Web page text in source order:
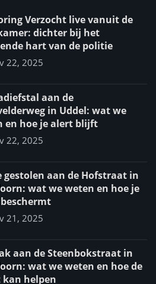
Verzocht live vanuit de
dichter bij het
hart van de politie
22, 2025
aan de
in Uddel: wat we
en hoe je alert blijft
22, 2025
gestolen aan de Hofstraat in
wat we weten en hoe je
21, 2025
aan de Steenbokstraat in
wat we weten en hoe de
helpen